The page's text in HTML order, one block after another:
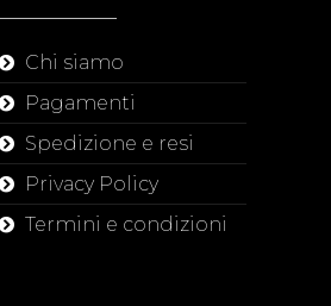
Chi siamo
Pagamenti
Spedizione e resi
Privacy Policy
Termini e condizioni